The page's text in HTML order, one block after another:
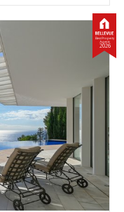
2026
Best Property
Agents